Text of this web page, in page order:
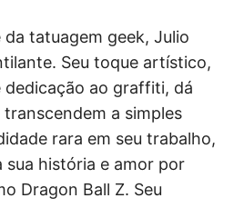
tatuagem geek, Julio
Seu toque artístico,
ao graffiti, dá
a simples
rara em seu trabalho,
sua história e amor por
Dragon Ball Z. Seu